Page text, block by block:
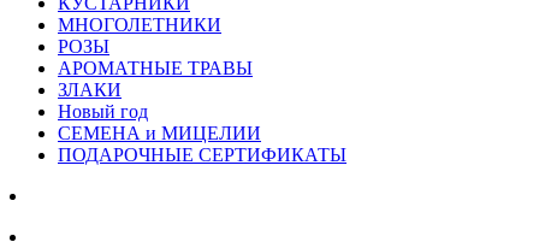
МНОГОЛЕТНИКИ
РОЗЫ
АРОМАТНЫЕ ТРАВЫ
ЗЛАКИ
Новый год
СЕМЕНА и МИЦЕЛИИ
ПОДАРОЧНЫЕ СЕРТИФИКАТЫ